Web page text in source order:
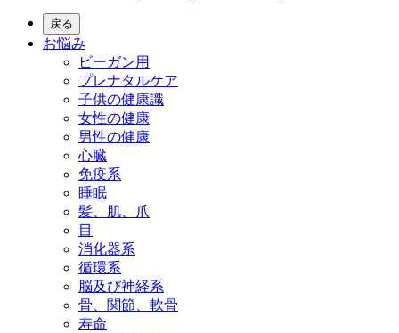
戻る
お悩み
ビーガン用
プレナタルケア
子供の健康識
女性の健康
男性の健康
心臓
免疫系
睡眠
髪、肌、爪
目
消化器系
循環系
脳及び神経系
骨、関節、軟骨
寿命